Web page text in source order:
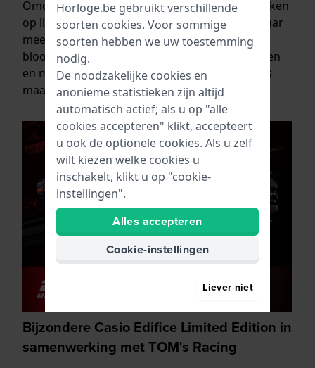
Omdat de Casio Edifice Slim Line horloges werken
op licht-energie gaat de batterij meer dan 10 jaar
mee en loopt het horloge zonder te worden
blootgesteld aan licht, indien volledig opgeladen
en met de energiebesparingsfuctie aan, wel 18
maanden door.
Bijzondere Casio Edifice Limited Edition in
samenwerking met TOM's Racing
Horloge.be gebruikt verschillende
soorten cookies. Voor sommige
soorten hebben we uw toestemming
nodig.
De noodzakelijke cookies en
anonieme statistieken zijn altijd
automatisch actief; als u op "alle
cookies accepteren" klikt, accepteert
u ook de optionele cookies. Als u zelf
wilt kiezen welke cookies u
inschakelt, klikt u op "cookie-
instellingen".
Alles accepteren
Cookie-instellingen
Liever niet